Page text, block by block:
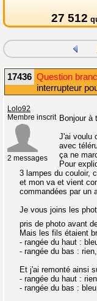
27 512
17436 Question
interrupteur
Lolo92
Membre inscrit
2 messages
Bonjour à
J'ai voulu
avec
ça ne
Pour
3 lampes du couloir,
et mon va et vient
commandées par un
Je vous joins les
pris de photo avant
Mais les fils étaient
- rangée du haut :
- rangée du bas :
Et j'ai remonté ainsi
- rangée du haut :
- rangée du bas :